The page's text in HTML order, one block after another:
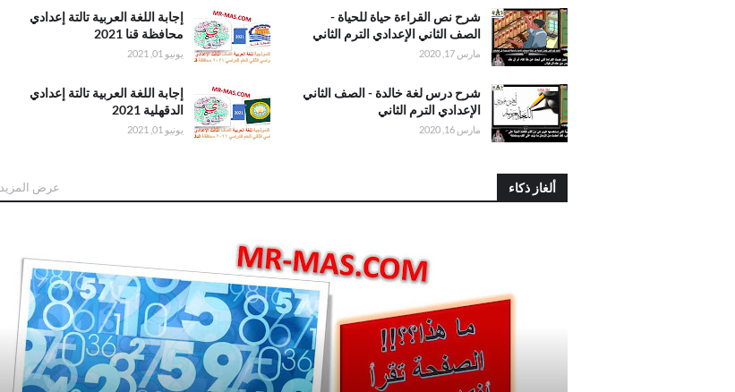
الترم الثاني
. شرح نص
القراءة حياة
للحياة - الصف
الثاني الإعدادي
الترم الثاني
شرح نص القراءة حياة للحياة -
الصف الثاني الإعدادي الترم الثاني
مارس 17, 2020
. شرح درس
لغة خالدة -
الصف الثاني
الإعدادي الترم
شرح درس لغة خالدة - الصف الثاني
الإعدادي الترم الثاني
مارس 16, 2020
.إجابة اللغة
العربية تالتة
إعدادي
محافظة قنا
إجابة اللغة العربية تالتة إعدادي
محافظة قنا 2021
يونيو 01, 2021
.إجابة اللغة
العربية تالتة
إعدادي
الدقهلية 2021
إجابة اللغة العربية تالتة إعدادي
الدقهلية 2021
يونيو 01, 2021
ألغاز ذكاء عرض المزيد